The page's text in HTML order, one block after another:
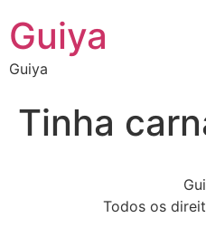
Guiya
Guiya
Tinha
Todos os